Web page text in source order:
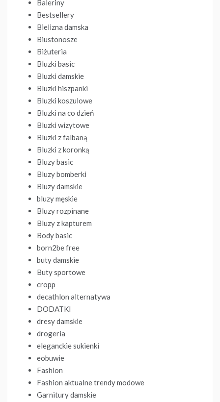
Baleriny
Bestsellery
Bielizna damska
Biustonosze
Biżuteria
Bluzki basic
Bluzki damskie
Bluzki hiszpanki
Bluzki koszulowe
Bluzki na co dzień
Bluzki wizytowe
Bluzki z falbaną
Bluzki z koronką
Bluzy basic
Bluzy bomberki
Bluzy damskie
bluzy męskie
Bluzy rozpinane
Bluzy z kapturem
Body basic
born2be free
buty damskie
Buty sportowe
cropp
decathlon alternatywa
DODATKI
dresy damskie
drogeria
eleganckie sukienki
eobuwie
Fashion
Fashion aktualne trendy modowe
Garnitury damskie